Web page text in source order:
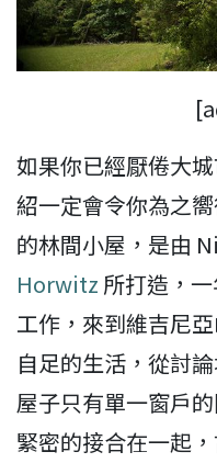
如果你已經厭倦大
紹一定會令你為之
的林間小屋，是由
Horwitz 所打造，
工作，來到維吉尼
自足的生活，從討
屋子只有單一窗戶
緊密的接合在一起